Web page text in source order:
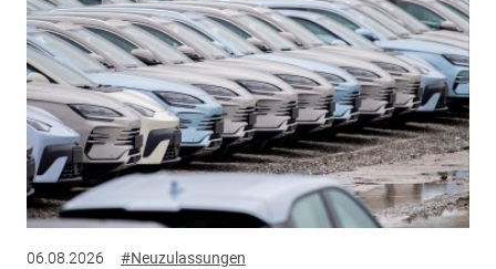
06.08.2026 #Neuzulassungen